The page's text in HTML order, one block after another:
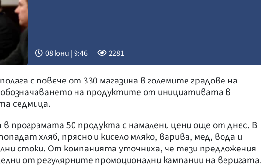
08 юни | 9:46 2281
с повече от 330 магазина в големите градове на
на продуктите от инициативата в
седмица.
програмата 50 продукта с намалени цени още от днес. В
хляб, прясно и кисело мляко, варива, мед, вода и
стоки. От компанията уточниха, че тези предложения
от регулярните промоционални кампании на